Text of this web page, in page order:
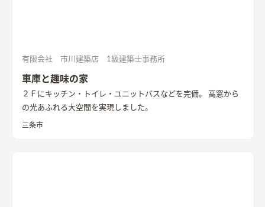
有限会社 市川建築店 1級建築士事務所
車庫と趣味の家
２Ｆにキッチン・トイレ・ユニットバスなどを完備。 高窓から
の光あふれる大空間を実現しました。
三条市